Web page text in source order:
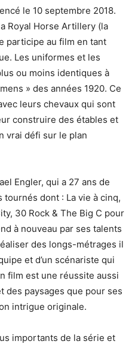
le 10 septembre 2018.
Royal Horse Artillery (la
participe au film en tant
Les uniformes et les
ou moins identiques à
» des années 1920. Ce
leurs chevaux qui sont
construire des étables et
vrai défi sur le plan
Engler, qui a 27 ans de
dont : La vie à cinq,
30 Rock & The Big C pour
à nouveau par ses talents
des longs-métrages il
et d’un scénariste qui
film est une réussite aussi
des paysages que pour ses
intrigue originale.
importants de la série et